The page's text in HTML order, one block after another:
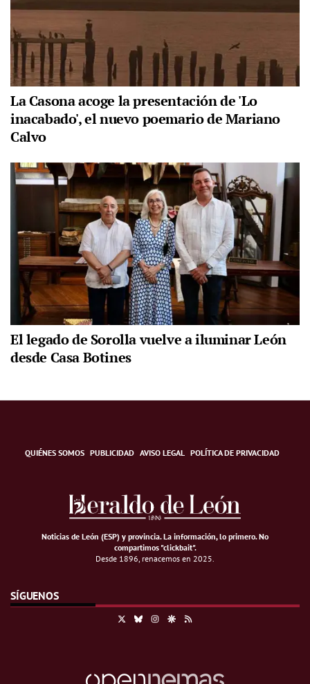
La Casona acoge la presentación de 'Lo
inacabado', el nuevo poemario de Mariano
Calvo
El legado de Sorolla vuelve a iluminar León
desde Casa Botines
QUIÉNES SOMOS PUBLICIDAD AVISO LEGAL POLÍTICA DE PRIVACIDAD
Noticias de León (ESP) y provincia. La información, lo primero.No
compartimos "clickbait".
Desde 1896, renacemos en 2025.
SÍGUENOS
BlueskyInstagramGoogle Discover